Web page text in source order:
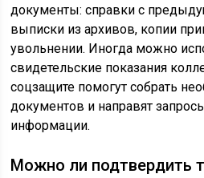
документы: справки с
выписки из архивов, копии
увольнении. Иногда можно
свидетельские показания
соцзащите помогут собрать
документов и направят
информации.
Можно ли подтвердить